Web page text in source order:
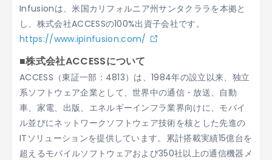
Infusionは、米国カリフォルニア州サンタクララを本拠と
し、株式会社ACCESSの100%出資子会社です。
https://www.ipinfusion.com/
■株式会社ACCESSについて
ACCESS（東証一部：4813）は、1984年の設立以来、独立
系ソフトウェア企業として、世界中の通信・放送、自動
車、家電、出版、エネルギーインフラ業界向けに、モバイ
ル並びにネットワークソフトウェア技術を核とした先進の
ITソリューションを提供しています。累計搭載実績15億台を
超えるモバイルソフトウェアおよび350社以上の通信機器メ